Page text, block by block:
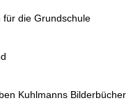
für die Grundschule
Kuhlmanns Bilderbücher